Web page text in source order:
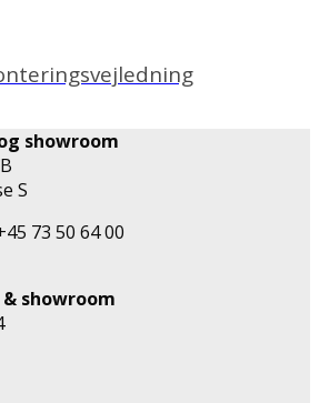
showroom
S
73 50 64 00
showroom